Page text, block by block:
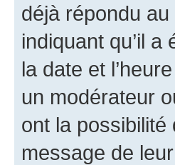
déjà répondu
indiquant qu’il
la date et
un modérateur
ont la possibilité
message de